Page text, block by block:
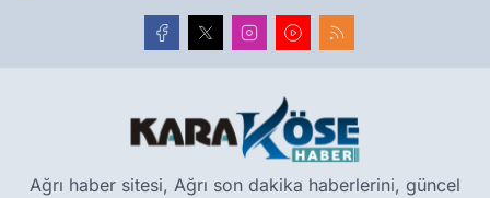
Ağrı haber sitesi, Ağrı son dakika haberlerini, güncel